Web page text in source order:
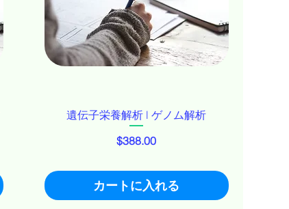
遺伝子栄養解析 l ゲノム解析
価格
$388.00
カートに入れる